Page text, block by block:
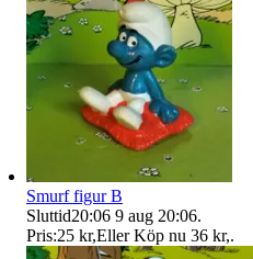
Smurf figur B
Sluttid20:06 9 aug 20:06.
Pris:25 kr,Eller Köp nu 36 kr,.